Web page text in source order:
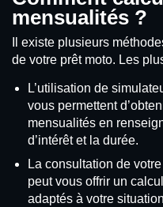
mensualités ?
Il existe plusieurs
de votre prêt moto. Les
L’utilisation de
vous permettent
mensualités en
d’intérêt et la durée.
La consultation de
peut vous offrir un
adaptés à votre